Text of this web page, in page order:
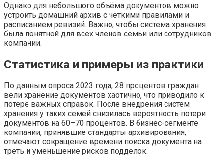
Однако для небольшого объёма документов можно
устроить домашний архив с четкими правилами и
расписанием ревизий. Важно, чтобы система хранения
была понятной для всех членов семьи или сотрудников
компании.
Статистика и примеры из практики
По данным опроса 2023 года, 28 процентов граждан
вели хранение документов хаотично, что приводило к
потере важных справок. После внедрения систем
хранения у таких семей снизилась вероятность потери
документов на 60–70 процентов. В бизнес-сегменте
компании, принявшие стандарты архивирования,
отмечают сокращение времени поиска документа на
треть и уменьшение рисков подделок.